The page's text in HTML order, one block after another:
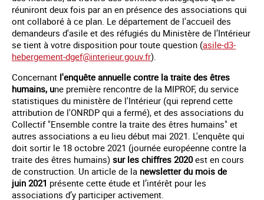
réuniront deux fois par an en présence des associations qui
ont collaboré à ce plan. Le département de l'accueil des
demandeurs d'asile et des réfugiés du Ministère de l’Intérieur
se tient à votre disposition pour toute question (asile-d3-
hebergement-dgef@interieur.gouv.fr).
Concernant l'enquête annuelle contre la traite des êtres
humains, une première rencontre de la MIPROF, du service
statistiques du ministère de l'Intérieur (qui reprend cette
attribution de l'ONRDP qui a fermé), et des associations du
Collectif "Ensemble contre la traite des êtres humains" et
autres associations a eu lieu début mai 2021. L'enquête qui
doit sortir le 18 octobre 2021 (journée européenne contre la
traite des êtres humains) sur les chiffres 2020est en cours
de construction. Un article de la newsletter du mois de
juin 2021 présente cette étude et l’intérêt pour les
associations d’y participer activement.